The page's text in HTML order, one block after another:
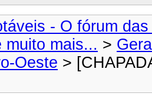
- O fórum
mais... >
Oeste >